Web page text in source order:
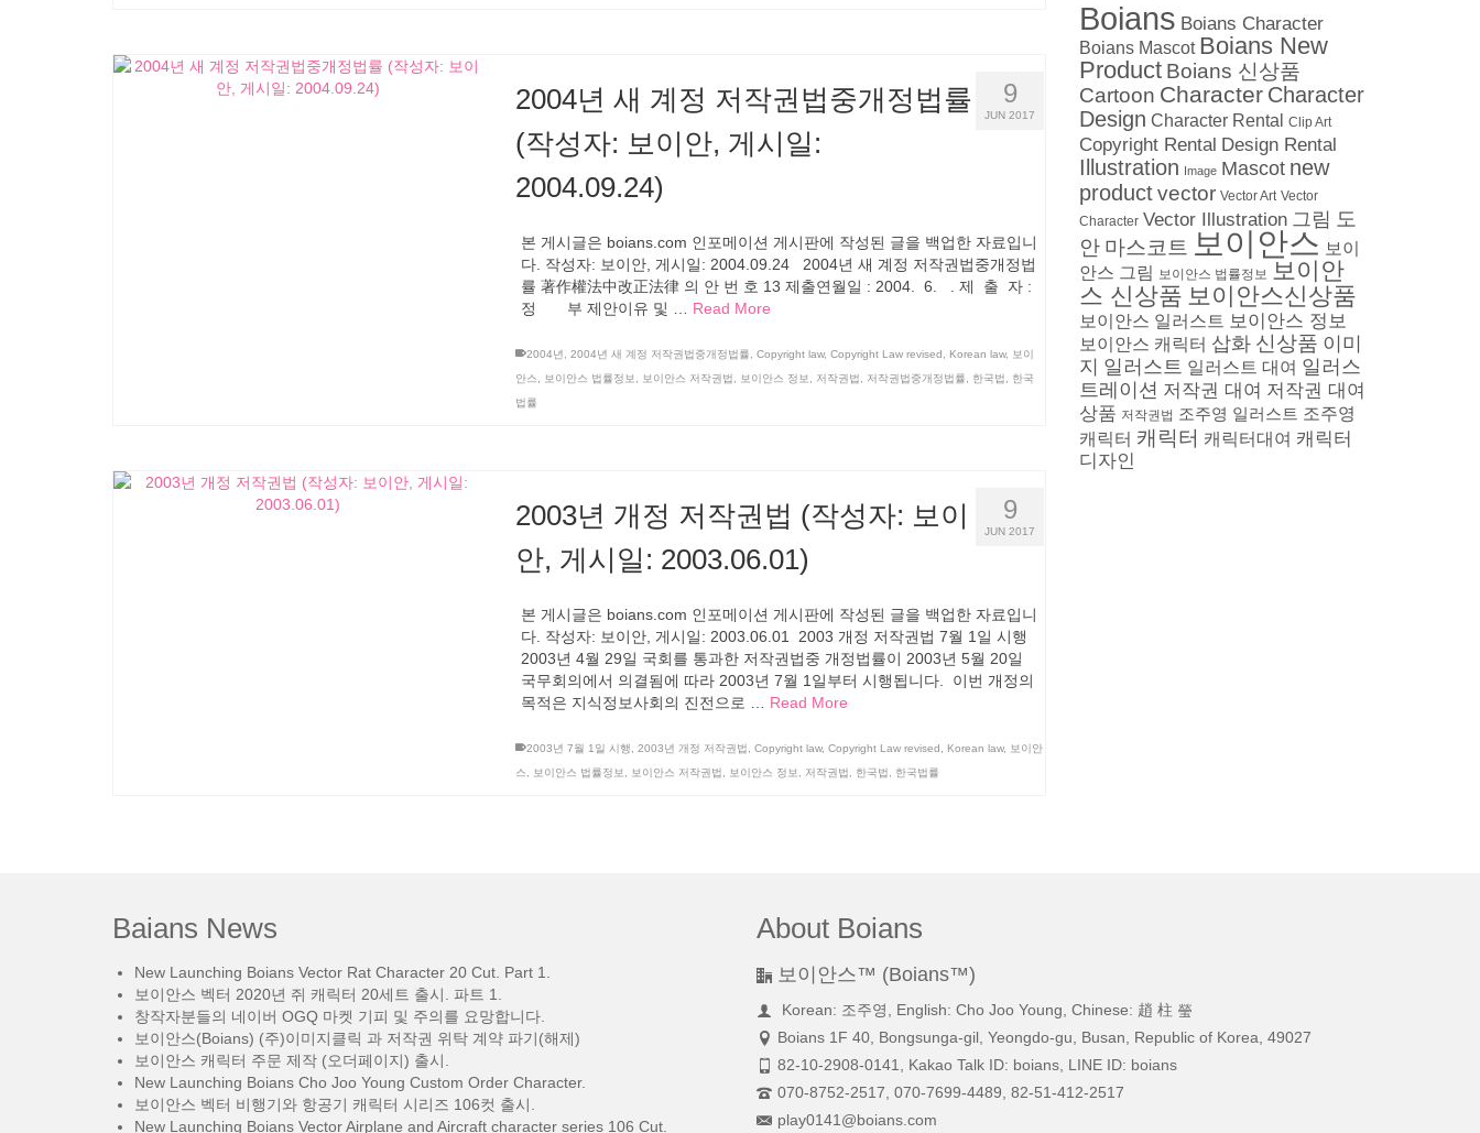
9
JUN 2017
2004년 새 계정 저작권법중개정법률
(작성자: 보이안, 게시일:
2004.09.24)
본 게시글은 boians.com 인포메이션 게시판에 작성된 글을 백업한 자료입니
다. 작성자: 보이안, 게시일: 2004.09.24 2004년 새 계정 저작권법중개정법
률 著作權法中改正法律 의 안 번 호 13 제출연월일 : 2004. 6. . 제 출 자 :
정 부 제안이유 및 … Read More
2004년 2004년 새 계정 저작권법중개정법률 Copyright law, Copyright Law revised Korean law,
보이
안스
보이안스 법률정보 보이안스 저작권법 보이안스 정보 저작권법 저작권법중개정법률 한국법
한국
법률
9
JUN 2017
2003년 개정 저작권법 (작성자: 보이
안, 게시일: 2003.06.01)
본 게시글은 boians.com 인포메이션 게시판에 작성된 글을 백업한 자료입니
다. 작성자: 보이안, 게시일: 2003.06.01 2003 개정 저작권법 7월 1일 시행
2003년 4월 29일 국회를 통과한 저작권법중 개정법률이 2003년 5월 20일
국무회의에서 의결됨에 따라 2003년 7월 1일부터 시행됩니다. 이번 개정의
목적은 지식정보사회의 진전으로 … Read More
2003년 7월 1일 시행 2003년 개정 저작권법 Copyright law, Copyright Law revised Korean law,
보이안
스
보이안스 법률정보 보이안스 저작권법 보이안스 정보 저작권법 한국법 한국법률
Boians Boians Character
Boians Mascot Boians New
Product Boians 신상품
Cartoon Character Character
Design Character Rental Clip Art
Copyright Rental Design Rental
Illustration Image Mascot new
product vector Vector Art Vector
Character Vector Illustration 그림 도
안 마스코트 보이안스 보이
안스 그림 보이안스 법률정보 보이안
스 신상품 보이안스신상품
보이안스 일러스트 보이안스 정보
보이안스 캐릭터 삽화 신상품 이미
지 일러스트 일러스트 대여 일러스
트레이션 저작권 대여 저작권 대여
상품 저작권법 조주영 일러스트 조주영
캐릭터 캐릭터 캐릭터대여 캐릭터
디자인
Baians News
New Launching Boians Vector Rat Character 20 Cut. Part 1.
보이안스 벡터 2020년 쥐 캐릭터 20세트 출시. 파트 1.
창작자분들의 네이버 OGQ 마켓 기피 및 주의를 요망합니다.
보이안스(Boians) (주)이미지클릭 과 저작권 위탁 계약 파기(해제)
보이안스 캐릭터 주문 제작 (오더페이지) 출시.
New Launching Boians Cho Joo Young Custom Order Character.
보이안스 벡터 비행기와 항공기 캐릭터 시리즈 106컷 출시.
New Launching Boians Vector Airplane and Aircraft character series 106 Cut.
About Boians
보이안스™ (Boians™)
Korean: 조주영, English: Cho Joo Young, Chinese: 趙 柱 瑩
Boians 1F 40, Bongsunga-gil, Yeongdo-gu, Busan, Republic of Korea, 49027
82-10-2908-0141, Kakao Talk ID: boians, LINE ID: boians
070-8752-2517, 070-7699-4489, 82-51-412-2517
play0141@boians.com